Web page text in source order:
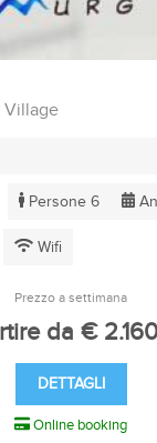
Village
Persone 6
Wifi
Prezzo a settimana
da €
DETTAGLI
Online booking